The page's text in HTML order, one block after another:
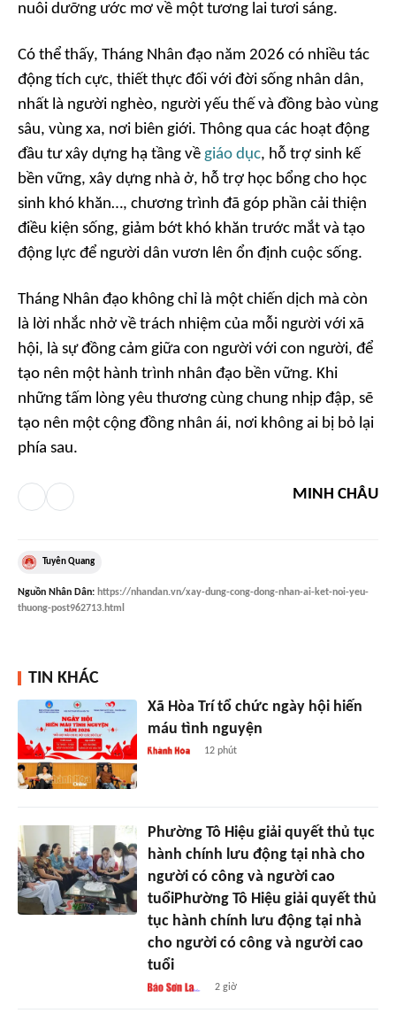
nuôi dưỡng ước mơ về một tương lai tươi sáng.
Có thể thấy, Tháng Nhân đạo năm 2026 có nhiều tác
động tích cực, thiết thực đối với đời sống nhân dân,
nhất là người nghèo, người yếu thế và đồng bào vùng
sâu, vùng xa, nơi biên giới. Thông qua các hoạt động
đầu tư xây dựng hạ tầng về giáo dục, hỗ trợ sinh kế
bền vững, xây dựng nhà ở, hỗ trợ học bổng cho học
sinh khó khăn…, chương trình đã góp phần cải thiện
điều kiện sống, giảm bớt khó khăn trước mắt và tạo
động lực để người dân vươn lên ổn định cuộc sống.
Tháng Nhân đạo không chỉ là một chiến dịch mà còn
là lời nhắc nhở về trách nhiệm của mỗi người với xã
hội, là sự đồng cảm giữa con người với con người, để
tạo nên một hành trình nhân đạo bền vững. Khi
những tấm lòng yêu thương cùng chung nhịp đập, sẽ
tạo nên một cộng đồng nhân ái, nơi không ai bị bỏ lại
phía sau.
MINH CHÂU
Tuyên Quang
Nguồn Nhân Dân: https://nhandan.vn/xay-dung-cong-dong-nhan-ai-ket-noi-yeu-
thuong-post962713.html
TIN KHÁC
Xã Hòa Trí tổ chức ngày hội hiến
máu tình nguyện
12 phút
Phường Tô Hiệu giải quyết thủ tục
hành chính lưu động tại nhà cho
người có công và người cao
tuổiPhường Tô Hiệu giải quyết thủ
tục hành chính lưu động tại nhà
cho người có công và người cao
tuổi
2 giờ